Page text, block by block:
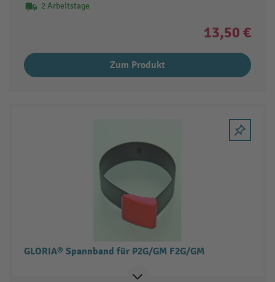
2 Arbeitstage
13,50 €
Zum Produkt
GLORIA® Spannband für P2G/GM F2G/GM